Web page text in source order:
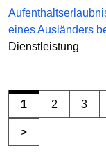
eines Ausländers
Dienstleistung
1 2 3
>